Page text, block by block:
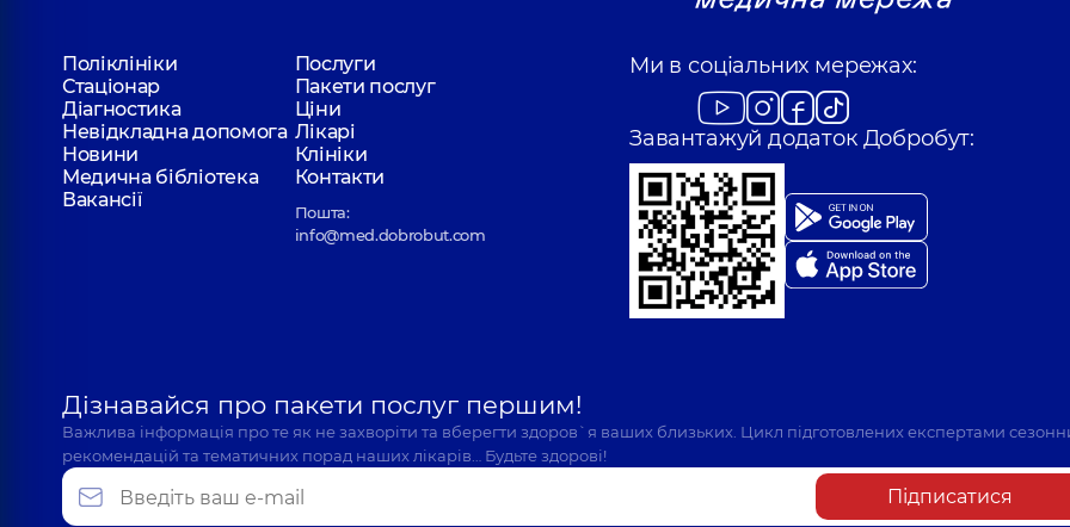
Поліклініки
Послуги
Стаціонар
Пакети послуг
Діагностика
Ціни
Невідкладна допомога Лікарі
Новини
Клініки
Медична бібліотека
Контакти
Вакансії
Пошта:
info@med.dobrobut.com
Ми в соціальних мережах:
Завантажуй додаток Добробут:
Дізнавайся про пакети послуг першим!
Важлива інформація про те як не захворіти та вберегти здоров`я ваших близьких. Цикл підготовлених експертами
рекомендацій та тематичних порад наших лікарів… Будьте здорові!
Підписатися